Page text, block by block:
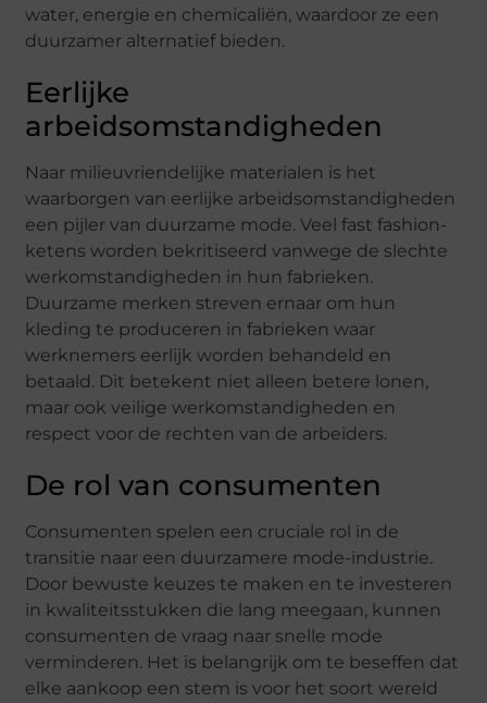
water, energie en chemicaliën, waardoor ze een
duurzamer alternatief bieden.
Eerlijke
arbeidsomstandigheden
Naar milieuvriendelijke materialen is het
waarborgen van eerlijke arbeidsomstandigheden
een pijler van duurzame mode. Veel fast fashion-
ketens worden bekritiseerd vanwege de slechte
werkomstandigheden in hun fabrieken.
Duurzame merken streven ernaar om hun
kleding te produceren in fabrieken waar
werknemers eerlijk worden behandeld en
betaald. Dit betekent niet alleen betere lonen,
maar ook veilige werkomstandigheden en
respect voor de rechten van de arbeiders.
De rol van consumenten
Consumenten spelen een cruciale rol in de
transitie naar een duurzamere mode-industrie.
Door bewuste keuzes te maken en te investeren
in kwaliteitsstukken die lang meegaan, kunnen
consumenten de vraag naar snelle mode
verminderen. Het is belangrijk om te beseffen dat
elke aankoop een stem is voor het soort wereld